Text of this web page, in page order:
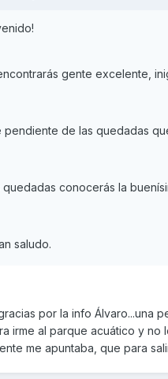
gente excelente,
pendiente de las quedadas
quedadas conocerás la
saludo.
por la info Álvaro...una
irme al parque acuático y
me apuntaba, que para